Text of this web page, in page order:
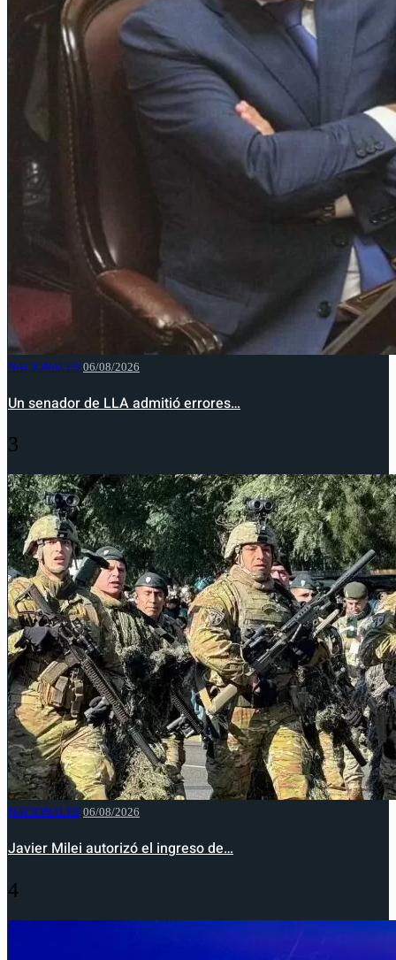
NACIONALES 06/08/2026
Un senador de LLA admitió errores…
3
NACIONALES 06/08/2026
Javier Milei autorizó el ingreso de…
4